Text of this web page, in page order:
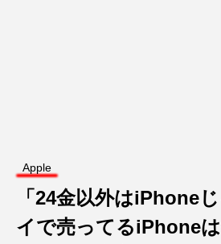
Apple
「24金以外はiPhone
イで売ってるiPhone